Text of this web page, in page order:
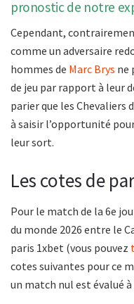
pronostic de notre
Cependant,
comme un adversaire
hommes de Marc Brys ne
de jeu par rapport à leur
parier que les Chevaliers
à saisir l’opportunité
leur sort.
Les cotes de
Pour le match de la 6e
du monde 2026 entre le
paris 1xbet (vous pouvez
cotes suivantes pour ce
un match nul est évalué à